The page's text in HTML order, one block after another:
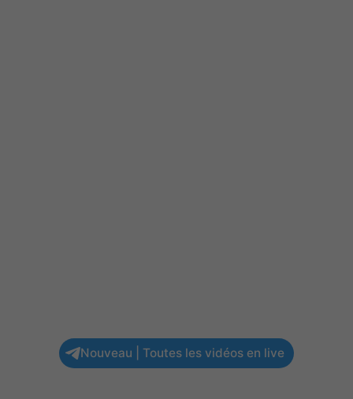
Nouveau | Toutes les vidéos en live